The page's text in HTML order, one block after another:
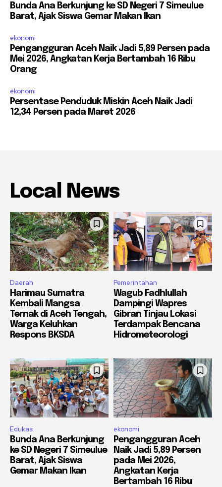
Bunda Ana Berkunjung ke SD Negeri 7 Simeulue
Barat, Ajak Siswa Gemar Makan Ikan
ekonomi
Pengangguran Aceh Naik Jadi 5,89 Persen pada
Mei 2026, Angkatan Kerja Bertambah 16 Ribu
Orang
ekonomi
Persentase Penduduk Miskin Aceh Naik Jadi
12,34 Persen pada Maret 2026
Local News
Daerah
Harimau Sumatra
Kembali Mangsa
Ternak di Aceh Tengah,
Warga Keluhkan
Respons BKSDA
Pemerintahan
Wagub Fadhlullah
Dampingi Wapres
Gibran Tinjau Lokasi
Terdampak Bencana
Hidrometeorologi
Edukasi
Bunda Ana Berkunjung
ke SD Negeri 7 Simeulue
Barat, Ajak Siswa
Gemar Makan Ikan
ekonomi
Pengangguran Aceh
Naik Jadi 5,89 Persen
pada Mei 2026,
Angkatan Kerja
Bertambah 16 Ribu